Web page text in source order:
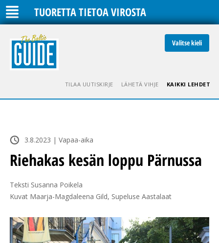
TUORETTA TIETOA VIROSTA
Valitse kieli
TILAA UUTISKIRJE LÄHETÄ VIHJE KAIKKI LEHDET
3.8.2023 | Vapaa-aika
Riehakas kesän loppu Pärnussa
Teksti Susanna Poikela
Kuvat Maarja-Magdaleena Gild, Supeluse Aastalaat